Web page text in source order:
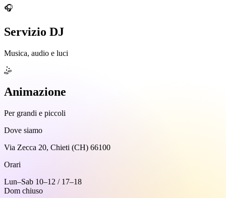
🎧
Servizio DJ
Musica, audio e luci
🤹
Animazione
Per grandi e piccoli
Dove siamo
Via Zecca 20, Chieti (CH) 66100
Orari
Lun–Sab 10–12 / 17–18
Dom chiuso